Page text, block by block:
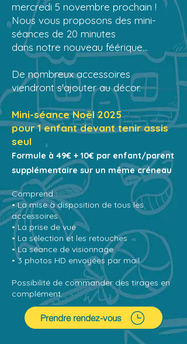
mercredi 5 novembre prochain !
Nous vous proposons des mini-
séances de 20 minutes
dans notre nouveau féérique…
De nombre​ux accessoires
viendront s'ajouter au décor.
Mini-séance Noël 2025
pour 1 enfant devant tenir assis
seul
Formule à 49€ + 10€ par enfant/parent
supplémentaire sur un même créneau
Comprend :
• La mise à disposition de tous les
accessoires
• La prise de vue
• La sélection et les retouches
• La séance de visionnage
• 3 photos HD envoyées par mail
Possibilité de commander des tirages en
complément.
Prendre rendez-vous